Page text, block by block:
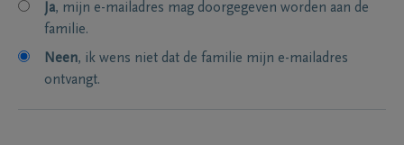
Ja, mijn e-mailadres mag doorgegeven worden aan de
familie.
Neen, ik wens niet dat de familie mijn e-mailadres
ontvangt.